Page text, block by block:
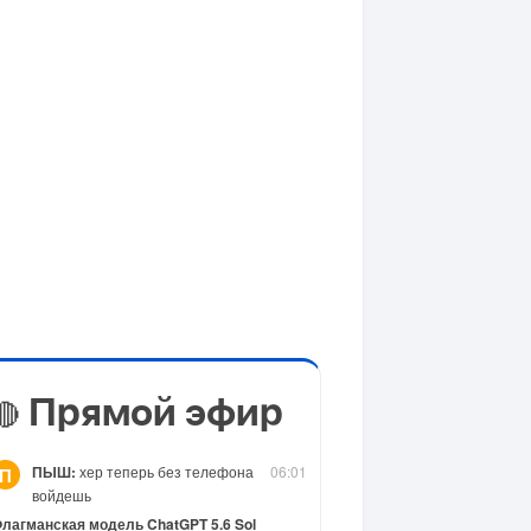
Прямой эфир
06:01
П ПЫШ: хер теперь без телефона
войдешь
модель ChatGPT 5.6 Sol